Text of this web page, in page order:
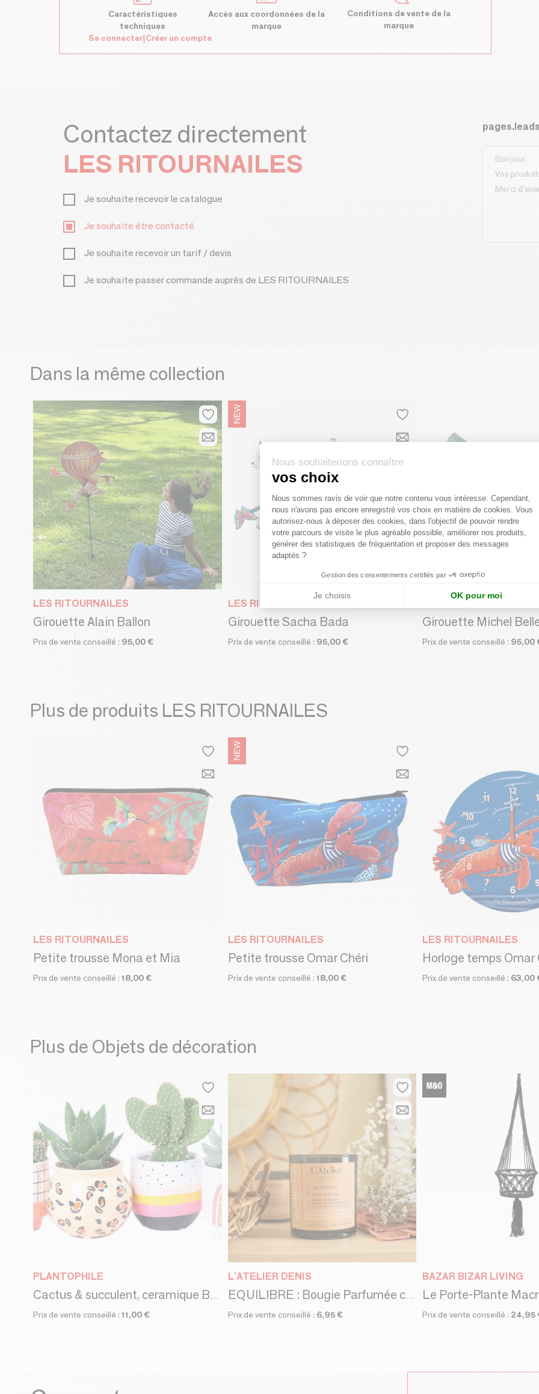
Caractéristiques
techniques
Accès aux coordonnées de la
marque
Conditions de vente de la
marque
Se connecter|Créer un compte
Contactez directement
LES RITOURNAILES
Je souhaite recevoir le catalogue
Je souhaite être contacté
Je souhaite recevoir un tarif / devis
Je souhaite passer commande auprès de LES RITOURNAILES
Dans la même collection
LES RITOURNAILES
Girouette Alain Ballon
Prix de vente conseillé : 95,00 €
LES RITOURNAILES
Girouette Sacha Bada
Prix de vente conseillé : 95,00 €
LES RITOURNAILES
Girouette Michel
Prix de vente conseillé : 95,00
Plus de produits LES RITOURNAILES
LES RITOURNAILES
Petite trousse Mona et Mia
Prix de vente conseillé : 18,00 €
LES RITOURNAILES
Petite trousse Omar Chéri
Prix de vente conseillé : 18,00 €
LES RITOURNAILES
Horloge temps Omar
Prix de vente conseillé : 63,00
Plus de Objets de décoration
PLANTOPHILE
Cactus & succulent, ceramique BOHO assortie - small
Prix de vente conseillé : 11,00 €
L'ATELIER DENIS
EQUILIBRE : Bougie Parfumée cire 100% végétale 150g - 30H
Prix de vente conseillé : 6,95 €
BAZAR BIZAR LIVING
Prix de vente conseillé : 24,95
Nous souhaiterions connaître
vos choix
Plateforme de Gestion du
Nous sommes ravis de voir que notre contenu vous intéresse. Cependant,
nous n'avons pas encore enregistré vos choix en matière de cookies. Vous
autorisez-nous à déposer des cookies, dans l'objectif de pouvoir rendre
votre parcours de visite le plus agréable possible, améliorer nos produits,
générer des statistiques de fréquentation et proposer des messages
adaptés ?
Gestion des consentements certifiés par
Je choisis OK pour moi
Axeptio consent